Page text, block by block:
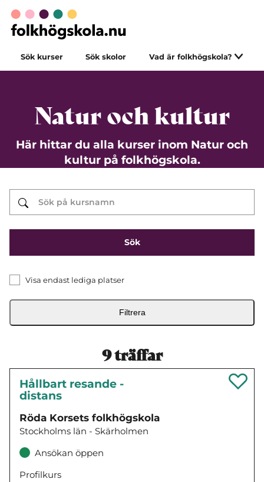
Sök kurser Sök skolor Vad är folkhögskola?
Natur och kultur
Här hittar du alla kurser inom Natur och
kultur på folkhögskola.
Visa endast lediga platser
Filtrera
9träffar
Hållbart resande -
distans
Röda Korsets folkhögskola
Stockholms län - Skärholmen
Ansökan öppen
Profilkurs